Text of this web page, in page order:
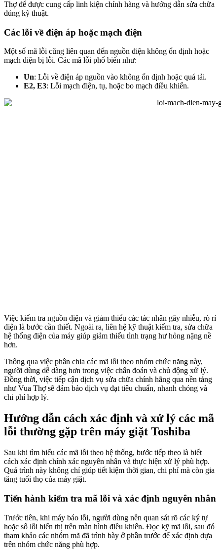
Thợ để được cung cấp linh kiện chính hãng và hướng dẫn sửa chữa
đúng kỹ thuật.
Các lỗi về điện áp hoặc mạch điện
Một số mã lỗi cũng liên quan đến nguồn điện không ổn định hoặc
mạch điện bị lỗi. Các mã lỗi phổ biến như:
Un: Lỗi về điện áp nguồn vào không ổn định hoặc quá tải.
E2, E3: Lỗi mạch điện, tụ, hoặc bo mạch điều khiển.
Việc kiểm tra nguồn điện và giảm thiểu các tác nhân gây nhiễu, rò rỉ
điện là bước cần thiết. Ngoài ra, liên hệ kỹ thuật kiểm tra, sửa chữa
hệ thống điện của máy giúp giảm thiểu tình trạng hư hỏng nặng nề
hơn.
Thông qua việc phân chia các mã lỗi theo nhóm chức năng này,
người dùng dễ dàng hơn trong việc chẩn đoán và chủ động xử lý.
Đồng thời, việc tiếp cận dịch vụ sửa chữa chính hãng qua nền tảng
như Vua Thợ sẽ đảm bảo dịch vụ đạt tiêu chuẩn, nhanh chóng và
chi phí hợp lý.
Hướng dẫn cách xác định và xử lý các mã
lỗi thường gặp trên máy giặt Toshiba
Sau khi tìm hiểu các mã lỗi theo hệ thống, bước tiếp theo là biết
cách xác định chính xác nguyên nhân và thực hiện xử lý phù hợp.
Quá trình này không chỉ giúp tiết kiệm thời gian, chi phí mà còn gia
tăng tuổi thọ của máy giặt.
Tiến hành kiểm tra mã lỗi và xác định nguyên nhân
Trước tiên, khi máy báo lỗi, người dùng nên quan sát rõ các ký tự
hoặc số lỗi hiển thị trên màn hình điều khiển. Đọc kỹ mã lỗi, sau đó
tham khảo các nhóm mã đã trình bày ở phần trước để xác định dựa
trên nhóm chức năng phù hợp.